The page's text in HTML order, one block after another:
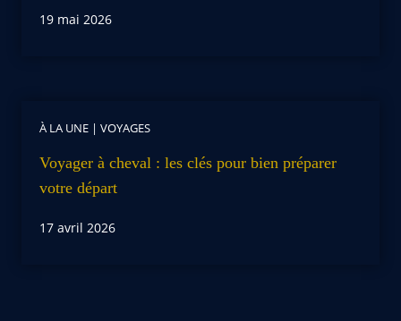
19 mai 2026
À LA UNE | VOYAGES
Voyager à cheval : les clés pour bien préparer
votre départ
17 avril 2026